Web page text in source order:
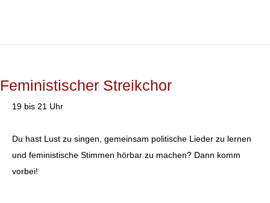
Feministischer Streikchor
19 bis 21 Uhr
Du hast Lust zu singen, gemeinsam politische Lieder zu lernen
und feministische Stimmen hörbar zu machen? Dann komm
vorbei!